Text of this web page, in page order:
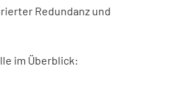
Redundanz und
im Überblick: